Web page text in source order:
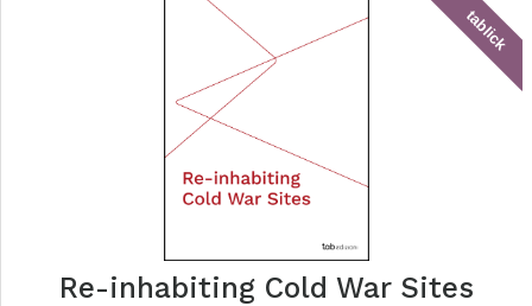
tablick
Re-inhabiting Cold War Sites